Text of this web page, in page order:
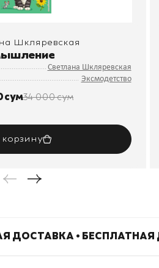
Шкляревская
Светлана Шкляревская
Эксмодетство
сум34 000 сум
корзину
ДОСТАВКА •